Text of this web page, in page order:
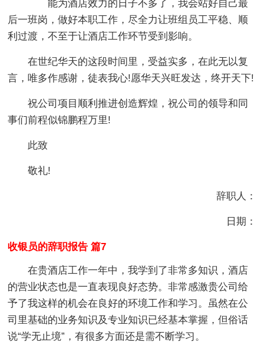
能为酒店效力的日子不多了，我会站好自己最
后一班岗，做好本职工作，尽全力让班组员工平稳、顺
利过渡，不至于让酒店工作环节受到影响。
在世纪华天的这段时间里，受益实多，在此无以复
言，唯多作感谢，徒表我心!愿华天兴旺发达，终开天下!
祝公司项目顺利推进创造辉煌，祝公司的领导和同
事们前程似锦鹏程万里!
此致
敬礼!
辞职人：
日期：
收银员的辞职报告 篇7
在贵酒店工作一年中，我学到了非常多知识，酒店
的营业状态也是一直表现良好态势。非常感激贵公司给
予了我这样的机会在良好的环境工作和学习。虽然在公
司里基础的业务知识及专业知识已经基本掌握，但俗话
说“学无止境”，有很多方面还是需不断学习。